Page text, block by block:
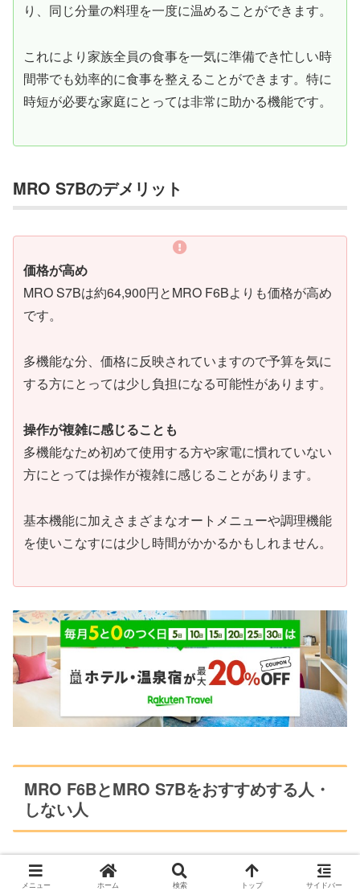
り、同じ分量の料理を一度に温めることができます。
これにより家族全員の食事を一気に準備でき忙しい時
間帯でも効率的に食事を整えることができます。特に
時短が必要な家庭にとっては非常に助かる機能です。
MRO S7Bのデメリット
価格が高め
MRO S7Bは約64,900円とMRO F6Bよりも価格が高め
です。
多機能な分、価格に反映されていますので予算を気に
する方にとっては少し負担になる可能性があります。
操作が複雑に感じることも
多機能なため初めて使用する方や家電に慣れていない
方にとっては操作が複雑に感じることがあります。
基本機能に加えさまざまなオートメニューや調理機能
を使いこなすには少し時間がかかるかもしれません。
MRO F6BとMRO S7Bをおすすめする人・
しない人
メニュー ホーム 検索 トップ サイドバー